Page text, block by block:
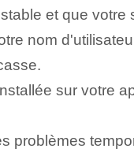
et que votre
nom
sur votre
problèmes